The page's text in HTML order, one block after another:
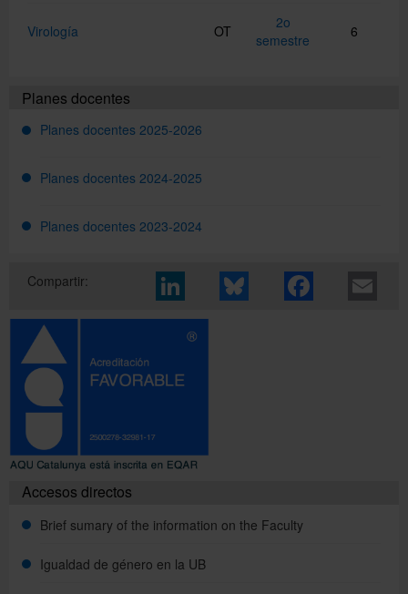
Virología OT
2o
semestre
6
Planes docentes
Planes docentes 2025-2026
Planes docentes 2024-2025
Planes docentes 2023-2024
Compartir:
Accesos directos
Brief sumary of the information on the Faculty
Igualdad de género en la UB